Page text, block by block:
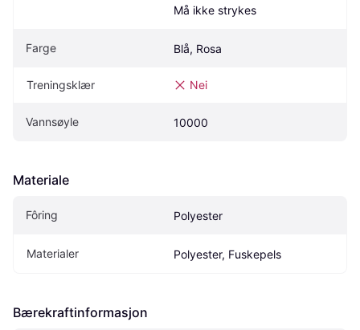
Må ikke strykes
Farge Blå, Rosa
Treningsklær Nei
Vannsøyle 10000
Materiale
Fôring Polyester
Materialer Polyester, Fuskepels
Bærekraftinformasjon